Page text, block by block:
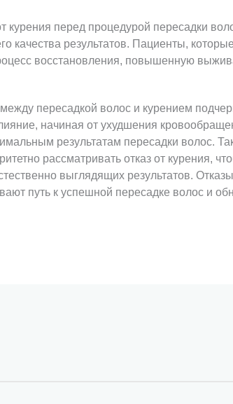
курения перед процедурой пересадки
качества результатов. Пациенты,
восстановления, повышенную
пересадкой волос и курением
начиная от ухудшения
результатам пересадки волос.
рассматривать отказ от курения,
выглядящих результатов.
путь к успешной пересадке волос и